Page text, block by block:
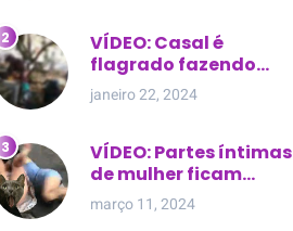
extra-conjugal
VÍDEO: Casal é
flagrado fazendo
sexo dentro de
cemitério, em cima de
janeiro 22, 2024
VÍDEO: Partes íntimas
de mulher ficam
expostas durante
briga em Manaus
março 11, 2024